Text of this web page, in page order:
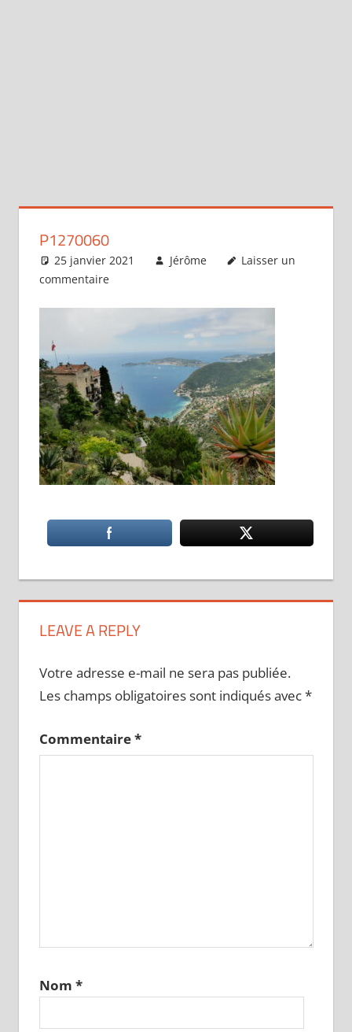
P1270060
25 janvier 2021 Jérôme
Laisser un
commentaire
LEAVE A REPLY
Votre adresse e-mail ne sera pas publiée.
Les champs obligatoires sont indiqués avec*
Commentaire*
Nom *